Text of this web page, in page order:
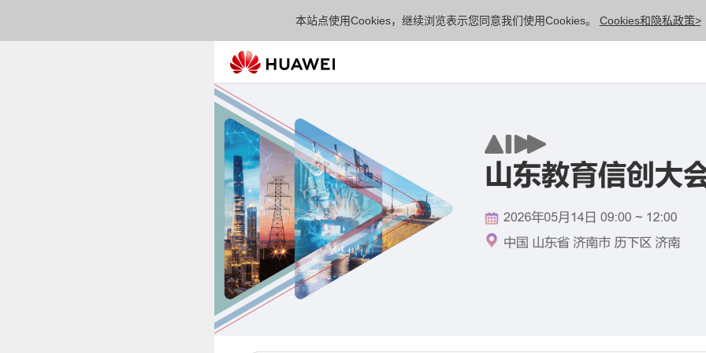
本站点使用Cookies，继续浏览表示您同意我们使用Cookies。 Cookies和隐私政策>